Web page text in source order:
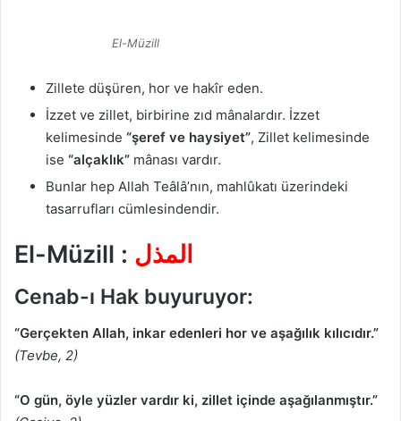
El-Müzill
Zillete düşüren, hor ve hakîr eden.
İzzet ve zillet, birbirine zıd mânalardır. İzzet
kelimesinde “şeref ve haysiyet”, Zillet kelimesinde
ise “alçaklık” mânası vardır.
Bunlar hep Allah Teâlâ’nın, mahlûkatı üzerindeki
tasarrufları cümlesindendir.
El-Müzill : المذل
Cenab-ı Hak buyuruyor:
“Gerçekten Allah, inkar edenleri hor ve aşağılık kılıcıdır.”
(Tevbe, 2)
“O gün, öyle yüzler vardır ki, zillet içinde aşağılanmıştır.”